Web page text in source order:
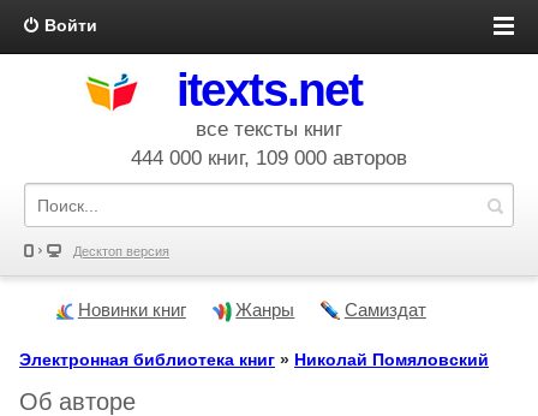
Войти
itexts.net
все тексты книг
444 000 книг, 109 000 авторов
Десктоп версия
Новинки книг Жанры Самиздат
Электронная библиотека книг » Николай Помяловский
Об авторе